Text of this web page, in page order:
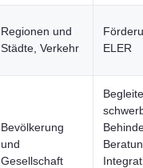
Regionen und
Städte, Verkehr
ELER
Bevölkerung
und
Gesellschaft